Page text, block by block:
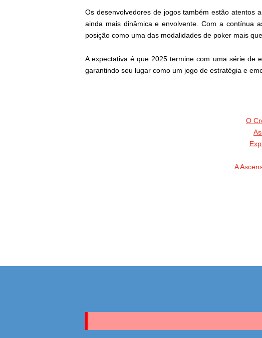
Os desenvolvedores de jogos também estão atentos
ainda mais dinâmica e envolvente. Com a contínua
posição como uma das modalidades de poker mais
A expectativa é que 2025 termine com uma série de
garantindo seu lugar como um jogo de estratégia e
O
A